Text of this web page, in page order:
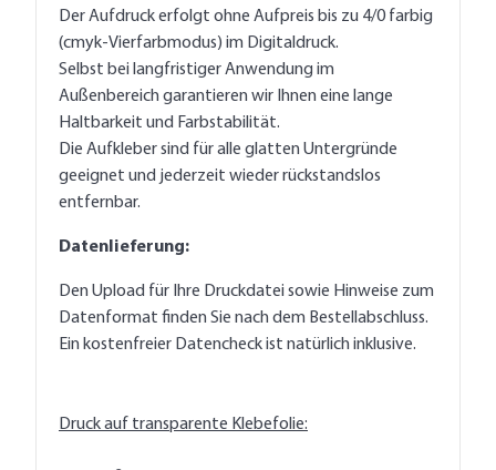
Der Aufdruck erfolgt ohne Aufpreis bis zu 4/0 farbig
(cmyk-Vierfarbmodus) im Digitaldruck.
Selbst bei langfristiger Anwendung im
Außenbereich garantieren wir Ihnen eine lange
Haltbarkeit und Farbstabilität.
Die Aufkleber sind für alle glatten Untergründe
geeignet und jederzeit wieder rückstandslos
entfernbar.
Datenlieferung:
Den Upload für Ihre Druckdatei sowie Hinweise zum
Datenformat finden Sie nach dem Bestellabschluss.
Ein kostenfreier Datencheck ist natürlich inklusive.
Druck auf transparente Klebefolie: